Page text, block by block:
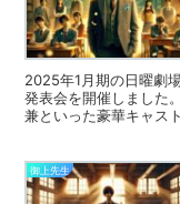
2025年1月期の日曜劇
発表会を開催しました
兼といった豪華キャス
御上先生